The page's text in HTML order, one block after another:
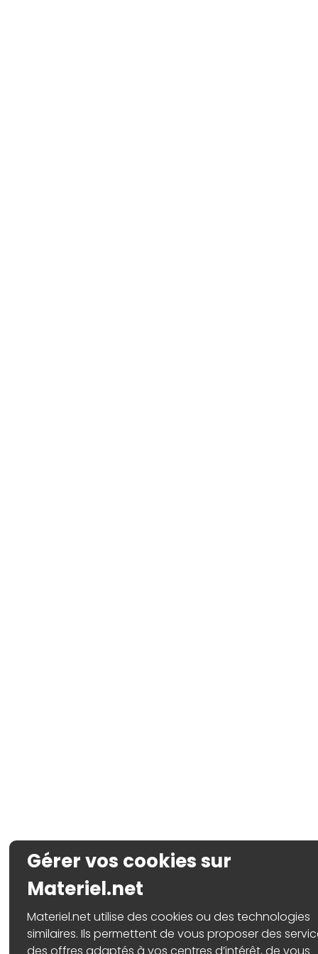
Gérer vos cookies sur
Materiel.net
Materiel.net utilise des cookies ou des technologies
similaires. Ils permettent de vous proposer des